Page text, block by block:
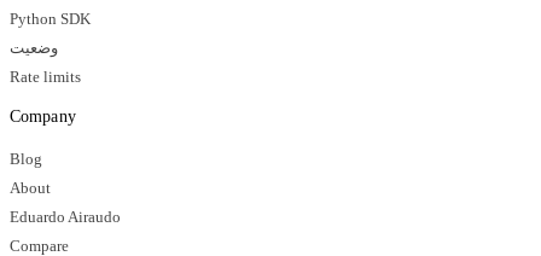
Python SDK
وضعیت
Rate limits
Company
Blog
About
Eduardo Airaudo
Compare